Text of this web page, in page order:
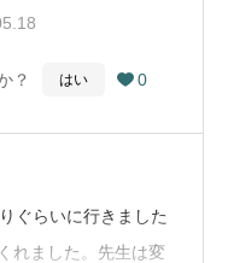
？ はい  0
ぐらいに行きました
れました。先生は変